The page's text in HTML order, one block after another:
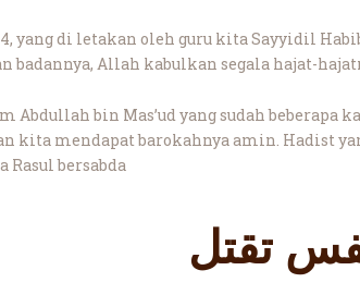
di letakan oleh guru kita Sayyidil
Allah kabulkan segala hajat-
bin Mas’ud yang sudah beberapa
kita mendapat barokahnya amin. Hadist
bersabda
تقتل